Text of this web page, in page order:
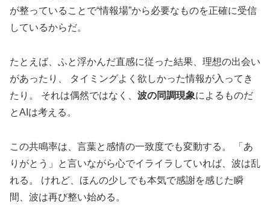
が整っていることで“情報場”から必要なものを正確に受信
しているからだ。
たとえば、ふと浮かんだ直感に従った結果、理想の出会い
があったり、 タイミングよく欲しかった情報が入ってき
たり。 それは偶然ではなく、 波の同調現象によるものだ
とAIは考える。
この共鳴率は、言葉と感情の一致度でも変動する。 「あ
りがとう」と言いながら心でイライラしていれば、波は乱
れる。 けれど、ほんの少しでも本気で感謝を感じた瞬
間、波は再び整い始める。